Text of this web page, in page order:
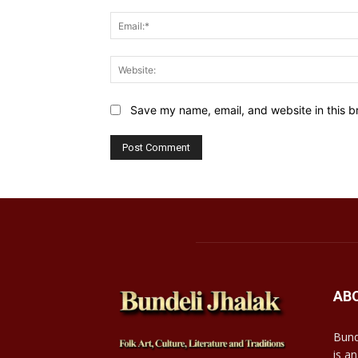
Save my name, email, and website in this
is